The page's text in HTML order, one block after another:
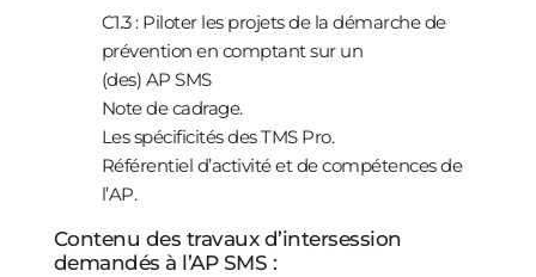
C1.3 : Piloter les projets de la démarche de
prévention en comptant sur un
(des) AP SMS
Note de cadrage.
Les spécificités des TMS Pro.
Référentiel d’activité et de compétences de
l’AP.
Contenu des travaux d’intersession
demandés à l’AP SMS :